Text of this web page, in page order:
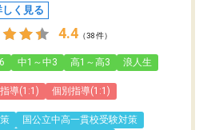
しく見る
4.4 （38件）
中1～中3 高1～高3 浪人生
導(1:1) 個別指導(1:1)
国公立中高一貫校受験対策